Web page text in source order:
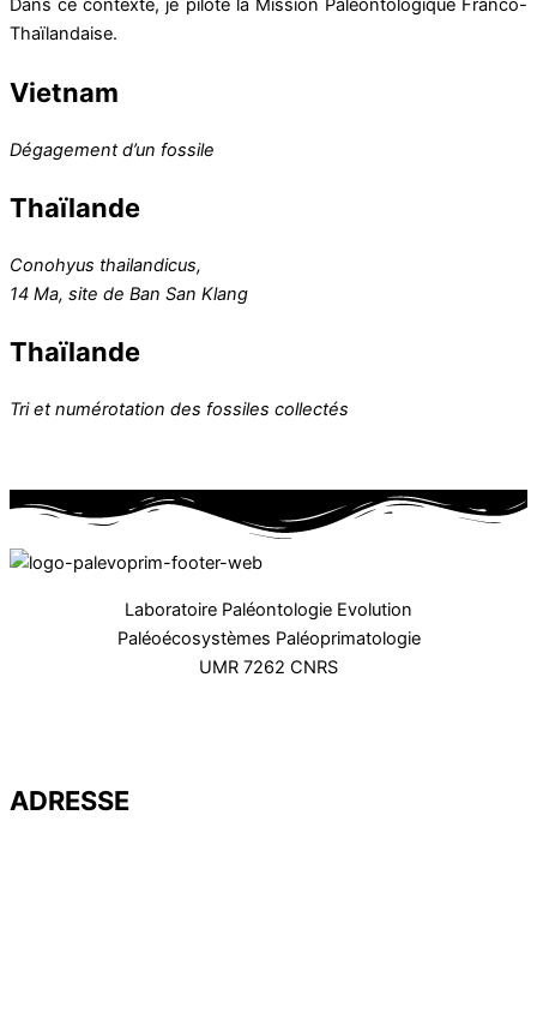
Dans ce contexte, je pilote la Mission Paléontologique Franco-
Thaïlandaise.
Vietnam
Dégagement d’un fossile
Thaïlande
Conohyus thailandicus,
14 Ma, site de Ban San Klang
Thaïlande
Tri et numérotation des fossiles collectés
Laboratoire Paléontologie Evolution
Paléoécosystèmes Paléoprimatologie
UMR 7262 CNRS
ADRESSE